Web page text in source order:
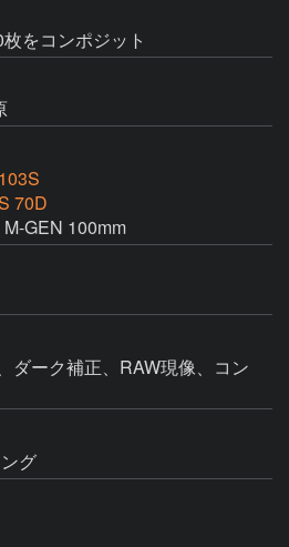
をコンポジット
70D
GEN 100mm
ダーク補正、RAW現像、コン
グ